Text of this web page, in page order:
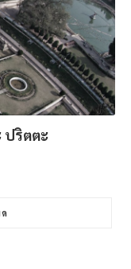
ปริตตะ